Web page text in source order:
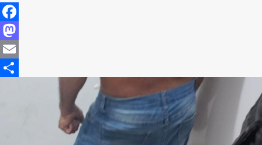
Facebook
Mastodon
Email